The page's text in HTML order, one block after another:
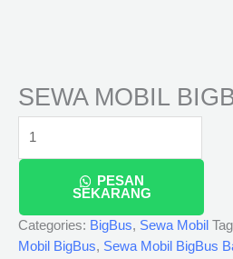
SEWA MOBIL
PESAN
SEKARANG
Categories: BigBus, Sewa Mobil
Mobil BigBus, Sewa Mobil BigBus